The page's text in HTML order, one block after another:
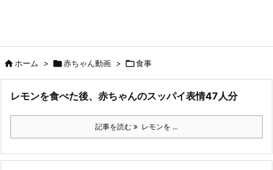
ホーム > 赤ちゃん動画 > 食事
レモンを食べた後、赤ちゃんのスッパイ表情47人分
記事を読む レモンを ...